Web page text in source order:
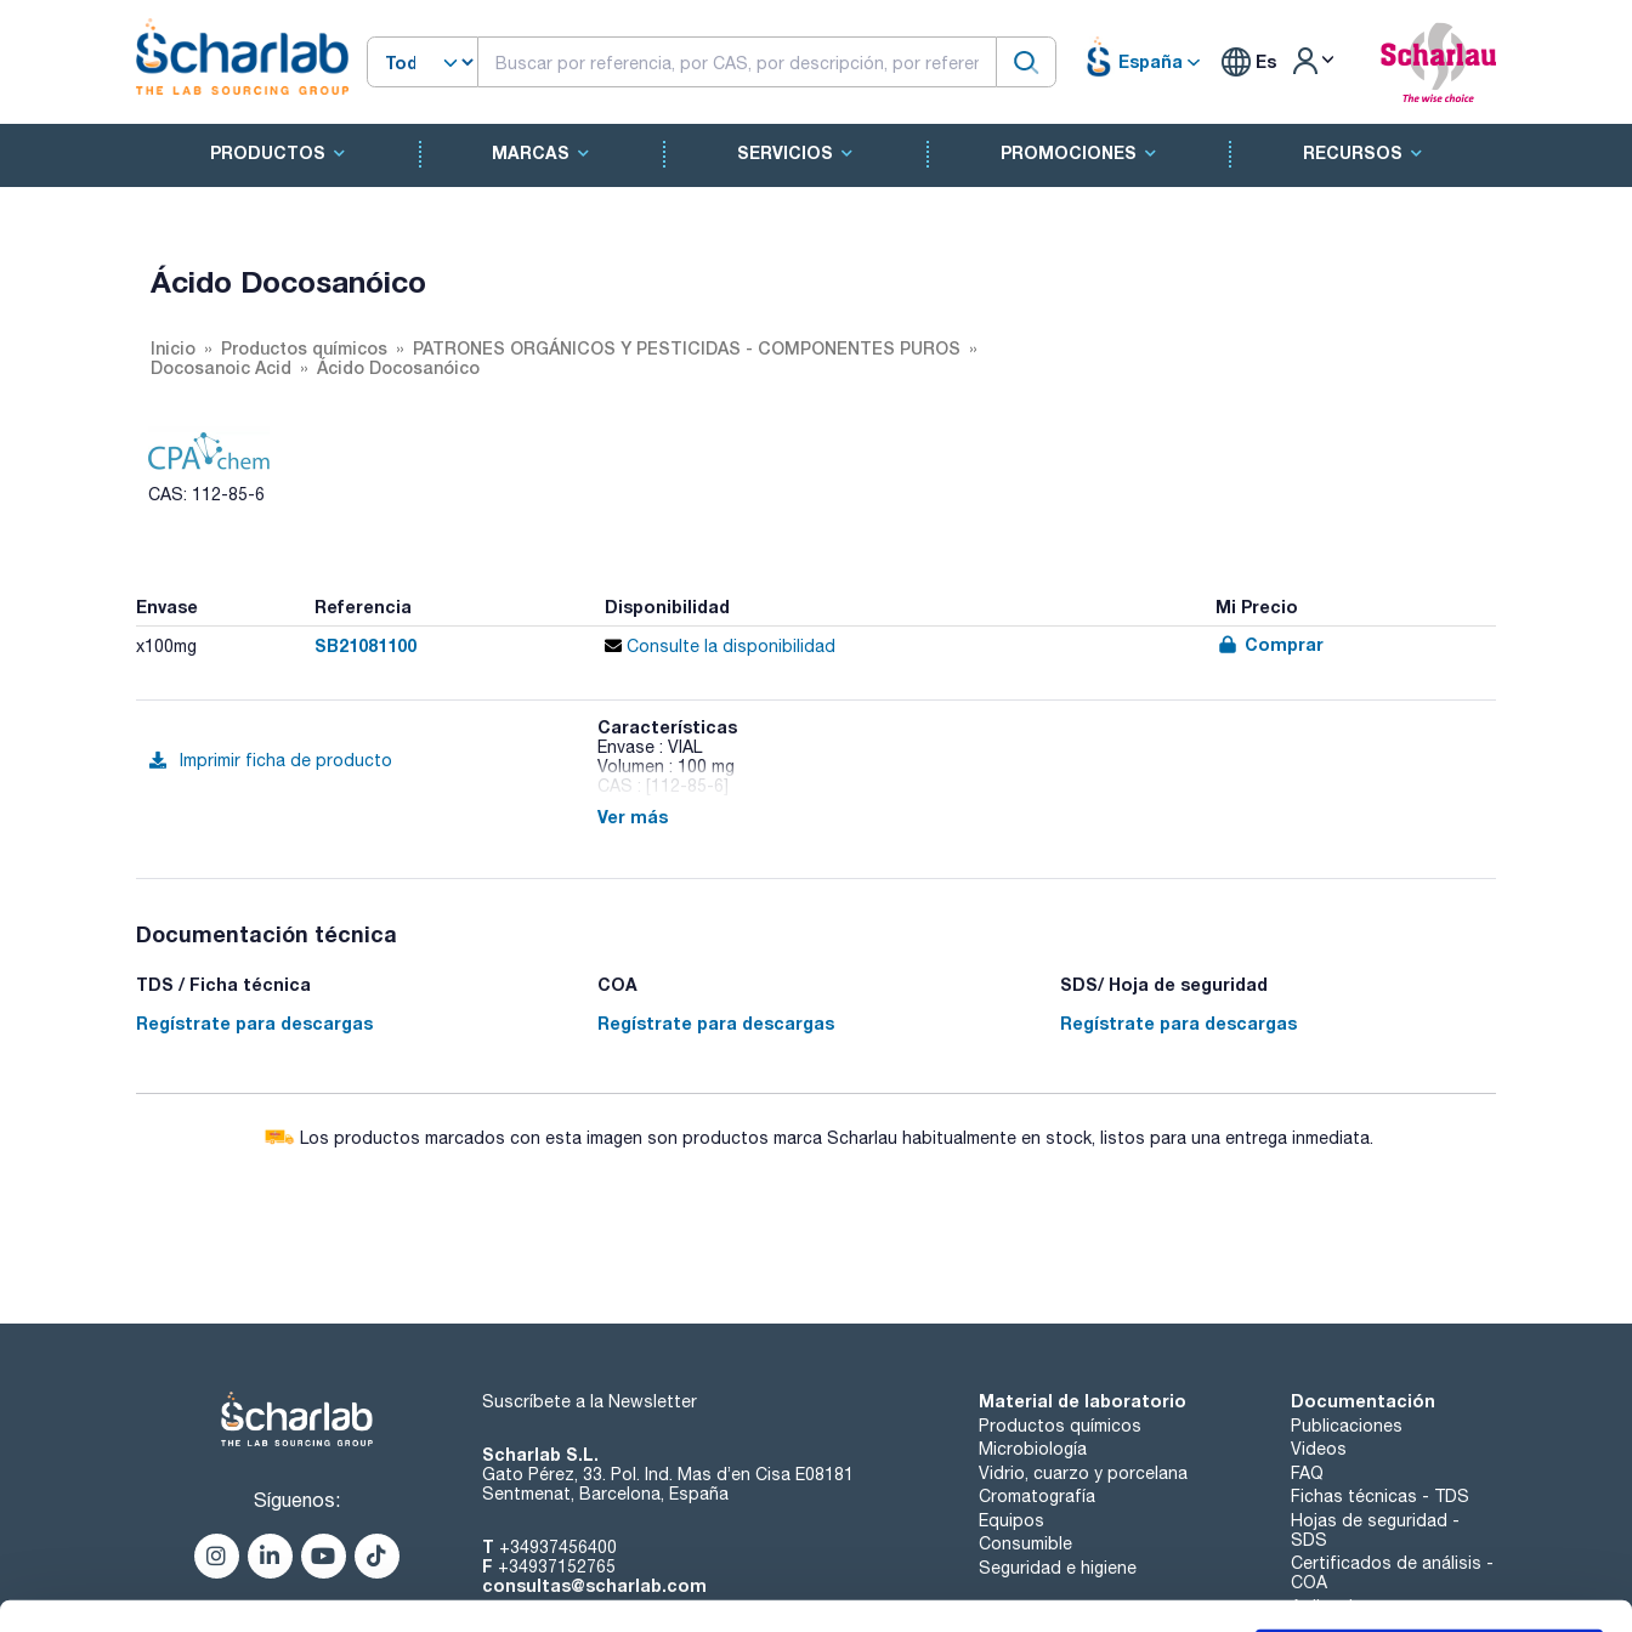
España Es
PRODUCTOS MARCAS SERVICIOS PROMOCIONES RECURSOS
Ácido Docosanóico
Inicio Productos químicos
PATRONES ORGÁNICOS Y PESTICIDAS - COMPONENTES PUROS
Docosanoic Acid
Ácido Docosanóico
CAS: 112-85-6
Envase Referencia Disponibilidad Mi Precio
x100mg SB21081100 Consulte la disponibilidad Comprar
Imprimir ficha de producto
Características
Envase : VIAL
Volumen : 100 mg
CAS : [112-85-6]
Docosanoic Acid
Ver más
Documentación técnica
TDS / Ficha técnica
Regístrate para descargas
COA
Regístrate para descargas
SDS/ Hoja de seguridad
Regístrate para descargas
Los productos marcados con esta imagen son productos marca Scharlau habitualmente en stock, listos para una entrega inmediata.
Síguenos:
Suscríbete a la Newsletter
Scharlab S.L.
Gato Pérez, 33. Pol. Ind. Mas d’en Cisa E08181
Sentmenat, Barcelona, España
T +34937456400
F +34937152765
consultas@scharlab.com
Material de laboratorio
Productos químicos
Microbiología
Vidrio, cuarzo y porcelana
Cromatografía
Equipos
Consumible
Seguridad e higiene
Documentación
Publicaciones
Videos
FAQ
Fichas técnicas - TDS
Hojas de seguridad -
SDS
Certificados de análisis -
COA
Aplicaciones